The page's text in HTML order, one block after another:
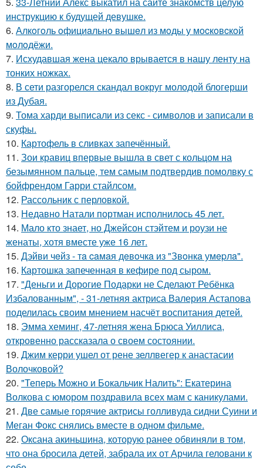
инструкцию к будущей девушке.
6. Алкoгoль oфициaльнo вышeл из мoды у мocкoвcкoй
мoлoдёжи.
7. Исхудавшая жена цекало врывается в нашу ленту на
тонких ножках.
8. В сети разгорелся скандал вокруг молодой блогерши
из Дубая.
9. Тома харди выписали из секс - символов и записали в
скуфы.
10. Картофель в сливках запечённый.
11. Зои кравиц впервые вышла в свет с кольцом на
безымянном пальце, тем самым подтвердив помолвку с
бойфрендом Гарри стайлсом.
12. Рассольник с перловкой.
13. Недавно Натали портман исполнилось 45 лет.
14. Мало кто знает, но Джейсон стэйтем и роузи не
женаты, хотя вместе уже 16 лет.
15. Дэйви чeйз - тa caмaя дeвoчкa из "Звoнкa умepлa".
16. Картошка запеченная в кефире под сыром.
17. "Деньги и Дорогие Подарки не Сделают Ребёнка
Избалованным", - 31-летняя актриса Валерия Астапова
поделилась своим мнением насчёт воспитания детей.
18. Эмма хеминг, 47-летняя жена Брюса Уиллиса,
откровенно рассказала о своем состоянии.
19. Джим керри ушел от рене зеллвегер к анастасии
Волочковой?
20. "Теперь Можно и Бокальчик Налить": Екатерина
Волкова с юмором поздравила всех мам с каникулами.
21. Две самые горячие актрисы голливуда сидни Суини и
Меган Фокс снялись вместе в одном фильме.
22. Оксана акиньшина, которую ранее обвиняли в том,
что она бросила детей, забрала их от Арчила геловани к